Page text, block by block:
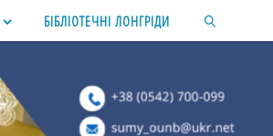
БІБЛІОТЕЧНІ ЛОНГРІДИ